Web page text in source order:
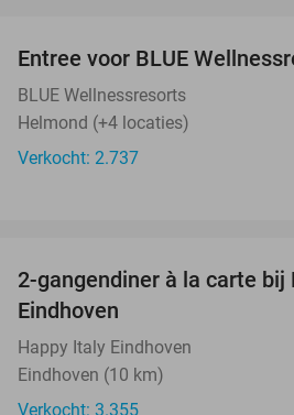
Entree voor BLUE
BLUE Wellnessresorts
Helmond (+4 locaties)
Verkocht: 2.737
2-gangendiner à la carte bij
Eindhoven
Happy Italy Eindhoven
Eindhoven (10 km)
Verkocht: 3.355